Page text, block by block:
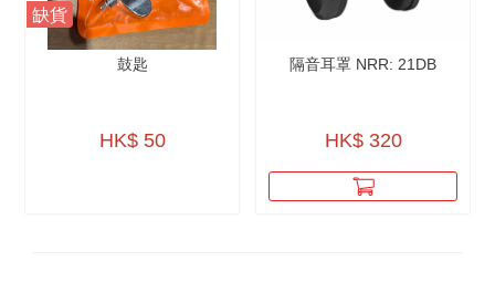
缺貨
鼓匙
HK$ 50
隔音耳罩 NRR: 21DB
HK$ 320